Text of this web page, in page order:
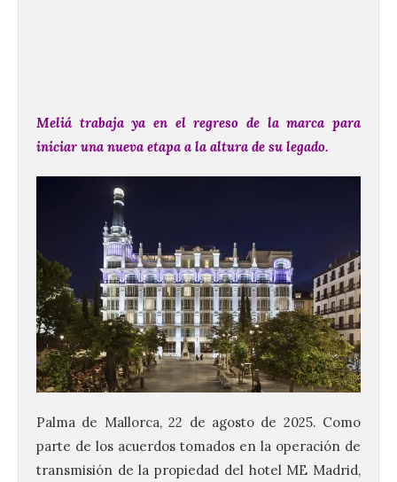
Meliá trabaja ya en el regreso de la marca para
iniciar una nueva etapa a la altura de su legado.
Palma de Mallorca, 22 de agosto de 2025. Como
parte de los acuerdos tomados en la operación de
transmisión de la propiedad del hotel ME Madrid,